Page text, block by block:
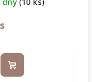
Do
košíku